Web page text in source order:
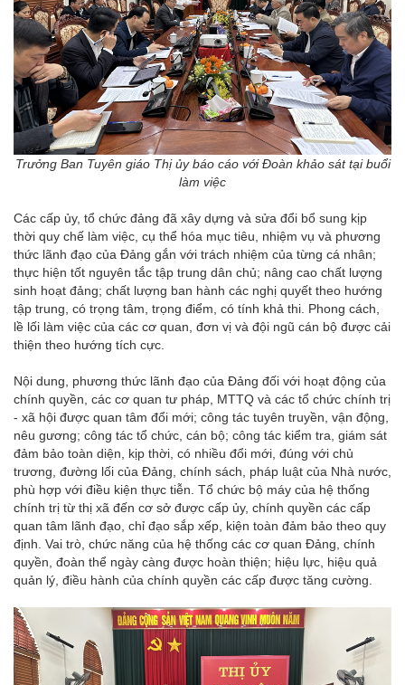
Trưởng Ban Tuyên giáo Thị ủy báo cáo với Đoàn khảo sát tại buổi
làm việc
Các cấp ủy, tổ chức đảng đã xây dựng và sửa đổi bổ sung kịp
thời quy chế làm việc, cụ thể hóa mục tiêu, nhiệm vụ và phương
thức lãnh đạo của Đảng gắn với trách nhiệm của từng cá nhân;
thực hiện tốt nguyên tắc tập trung dân chủ; nâng cao chất lượng
sinh hoạt đảng; chất lượng ban hành các nghị quyết theo hướng
tập trung, có trọng tâm, trọng điểm, có tính khả thi. Phong cách,
lề lối làm việc của các cơ quan, đơn vị và đội ngũ cán bộ được cải
thiện theo hướng tích cực.
Nội dung, phương thức lãnh đạo của Đảng đối với hoạt động của
chính quyền, các cơ quan tư pháp, MTTQ và các tổ chức chính trị
- xã hội được quan tâm đổi mới; công tác tuyên truyền, vận động,
nêu gương; công tác tổ chức, cán bộ; công tác kiểm tra, giám sát
đảm bảo toàn diện, kịp thời, có nhiều đổi mới, đúng với chủ
trương, đường lối của Đảng, chính sách, pháp luật của Nhà nước,
phù hợp với điều kiện thực tiễn. Tổ chức bộ máy của hệ thống
chính trị từ thị xã đến cơ sở được cấp ủy, chính quyền các cấp
quan tâm lãnh đạo, chỉ đạo sắp xếp, kiện toàn đảm bảo theo quy
định. Vai trò, chức năng của hệ thống các cơ quan Đảng, chính
quyền, đoàn thể ngày càng được hoàn thiện; hiệu lực, hiệu quả
quản lý, điều hành của chính quyền các cấp được tăng cường.